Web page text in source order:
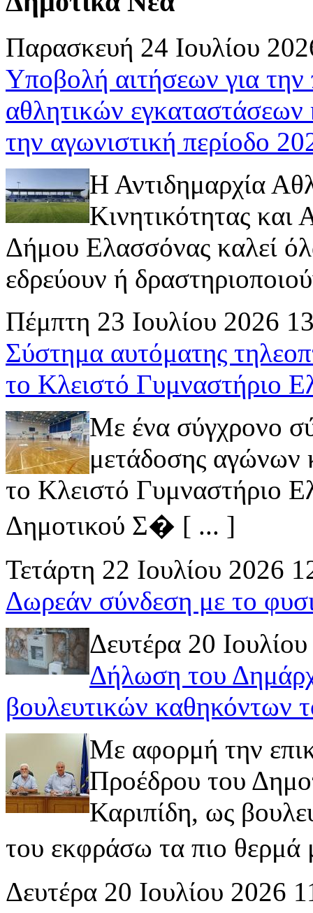
Παρασκευή 24 Ιουλίου
Υποβολή αιτήσεων για
αθλητικών
την αγωνιστική περίοδο
Η Αντιδημαρχία
Κινητικότητας
Δήμου Ελασσόνας καλεί
εδρεύουν ή
Πέμπτη 23 Ιουλίου 2026
Σύστημα αυτόματης
το Κλειστό Γυμναστήριο
Με ένα σύγχρονο
μετάδοσης αγώνων
το Κλειστό Γυμναστήριο
Δημοτικού Σ� [ ... ]
Τετάρτη 22 Ιουλίου 2026
Δωρεάν σύνδεση με το
Δευτέρα 20
Δήλωση του
βουλευτικών καθηκόντων
Με αφορμή την
Προέδρου του
Καριπίδη, ως
του εκφράσω τα πιο
Δευτέρα 20 Ιουλίου 2026